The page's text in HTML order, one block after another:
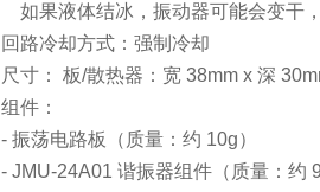
如果液体结冰，振动器可能会变干
回路冷却方式：强制冷却
尺寸： 板/散热器：宽 38mm x 深
组件：
- 振荡电路板（质量：约 10g）
- JMU-24A01 谐振器组件（质量：约